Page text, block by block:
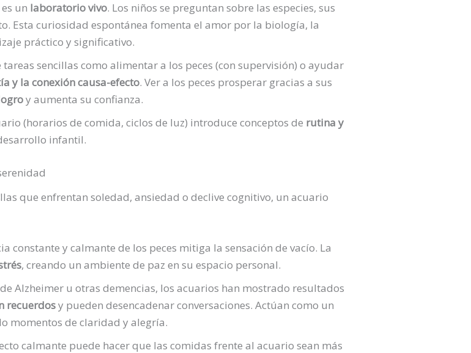
un laboratorio vivo. Los niños se preguntan sobre las especies, sus
Esta curiosidad espontánea fomenta el amor por la biología, la
práctico y significativo.
tareas sencillas como alimentar a los peces (con supervisión) o ayudar
y la conexión causa-efecto. Ver a los peces prosperar gracias a sus
y aumenta su confianza.
(horarios de comida, ciclos de luz) introduce conceptos de rutina y
infantil.
que enfrentan soledad, ansiedad o declive cognitivo, un acuario
constante y calmante de los peces mitiga la sensación de vacío. La
, creando un ambiente de paz en su espacio personal.
de Alzheimer u otras demencias, los acuarios han mostrado resultados
recuerdosy pueden desencadenar conversaciones. Actúan como un
momentos de claridad y alegría.
calmante puede hacer que las comidas frente al acuario sean más